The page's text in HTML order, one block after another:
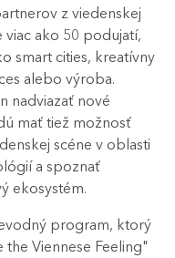
z viedenskej
ako 50 podujatí,
smart cities, kreatívny
alebo výroba.
nadviazať nové
mať tiež možnosť
scéne v oblasti
a spoznať
ekosystém.
program, ktorý
Viennese Feeling"